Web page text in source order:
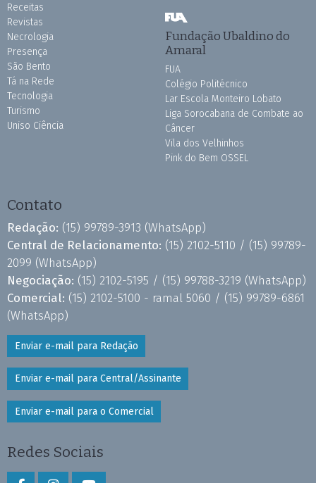
Receitas
Revistas
Necrologia
Presença
São Bento
Tá na Rede
Tecnologia
Turismo
Uniso Ciência
Fundação Ubaldino do
Amaral
FUA
Colégio Politécnico
Lar Escola Monteiro Lobato
Liga Sorocabana de Combate ao
Câncer
Vila dos Velhinhos
Pink do Bem OSSEL
Contato
Redação: (15) 99789-3913 (WhatsApp)
Central de Relacionamento: (15) 2102-5110 / (15) 99789-
2099 (WhatsApp)
Negociação: (15) 2102-5195 / (15) 99788-3219 (WhatsApp)
Comercial: (15) 2102-5100 - ramal 5060 / (15) 99789-6861
(WhatsApp)
Enviar e-mail para Redação
Enviar e-mail para Central/Assinante
Enviar e-mail para o Comercial
Redes Sociais